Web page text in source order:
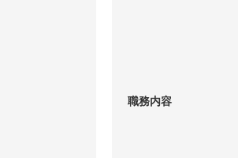
職務内容